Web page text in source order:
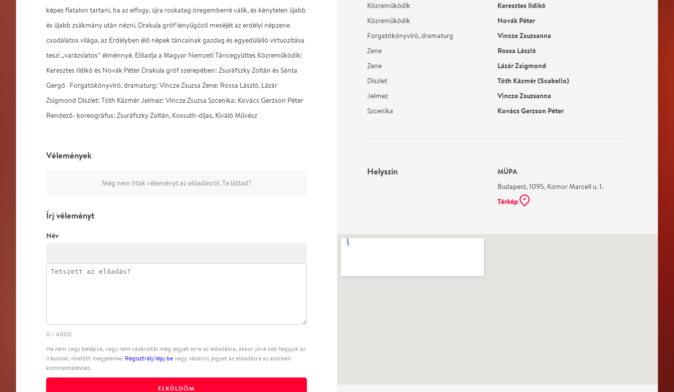
képes fiatalon tartani, ha az elfogy, újra roskatag öregemberré válik, és kénytelen újabb
és újabb zsákmány után nézni. Drakula gróf lenyűgöző meséjét az erdélyi népzene
csodálatos világa, az Erdélyben élő népek táncainak gazdag és egyedülálló virtuozitása
teszi „varázslatos” élménnyé. Előadja a Magyar Nemzeti Táncegyüttes Közreműködik:
Keresztes Ildikó és Novák Péter Drakula gróf szerepében: Zsuráfszky Zoltán és Sánta
Gergő Forgatókönyvíró, dramaturg: Vincze Zsuzsa Zene: Rossa László, Lázár
Zsigmond Díszlet: Tóth Kázmér Jelmez: Vincze Zsuzsa Szcenika: Kovács Gerzson Péter
Rendező- koreográfus: Zsuráfszky Zoltán, Kossuth-díjas, Kiváló Művész
Közreműködik Keresztes Ildikó
Közreműködik Novák Péter
Forgatókönyvíró, dramaturg Vincze Zsuzsanna
Zene Rossa László
Zene Lázár Zsigmond
Díszlet Tóth Kázmér (Scabello)
Jelmez Vincze Zsuzsanna
Szcenika Kovács Gerzson Péter
Helyszín MÜPA
Budapest, 1095, Komor Marcell u. 1.
Térkép
Vélemények
Még nem írtak véleményt az előadásról. Te láttad?
Írj véleményt
Név
0 / 4000
Ha nem vagy belépve, vagy nem vásároltál még jegyet erre az előadásra, akkor jóvá kell hagyjuk az
írásodat, mielőtt megjelenne. Regisztrálj/lépj be vagy vásárolj jegyet az előadásra az azonnali
kommenteléshez.
ELKÜLDÖM